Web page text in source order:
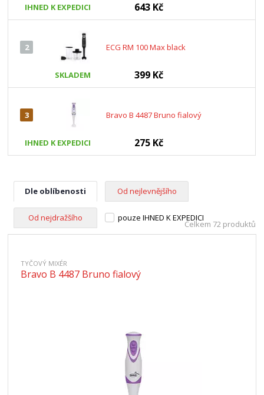
IHNED K EXPEDICI 643 Kč
2 ECG RM 100 Max black
SKLADEM 399 Kč
3 Bravo B 4487 Bruno fialový
IHNED K EXPEDICI 275 Kč
Dle oblíbenosti Od nejlevnějšího
Od nejdražšího pouze IHNED K EXPEDICI
Celkem 72 produktů
TYČOVÝ MIXÉR
Bravo B 4487 Bruno fialový